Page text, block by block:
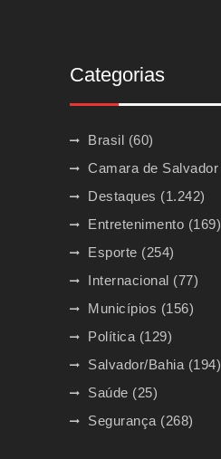
Categorias
Brasil (60)
Camara de Salvador
Destaques (1.242)
Entretenimento (169)
Esporte (254)
Internacional (77)
Municípios (156)
Política (129)
Salvador/Bahia (194)
Saúde (25)
Segurança (268)